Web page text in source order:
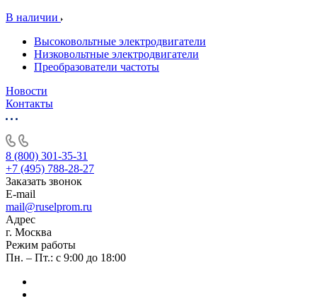
В наличии
Высоковольтные электродвигатели
Низковольтные электродвигатели
Преобразователи частоты
Новости
Контакты
8 (800) 301-35-31
+7 (495) 788-28-27
Заказать звонок
E-mail
mail@ruselprom.ru
Адрес
г. Москва
Режим работы
Пн. – Пт.: с 9:00 до 18:00